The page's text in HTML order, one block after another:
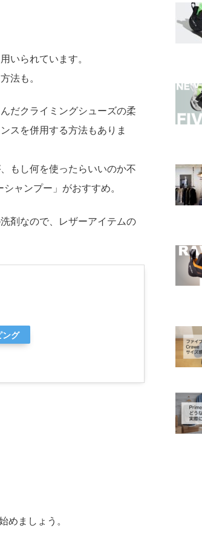
いられています。
法も。
だクライミングシューズの柔
スを併用する方法もありま
もし何を使ったらいいのか不
ャンプー」がおすすめ。
剤なので、レザーアイテムの
グ
ましょう。